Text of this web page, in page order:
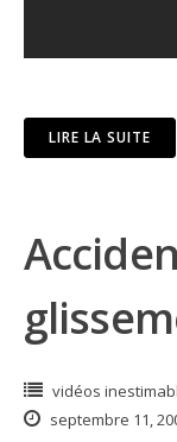
LIRE LA SUITE
vidéos
septembre 11,